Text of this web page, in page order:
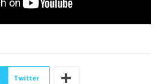
Twitter